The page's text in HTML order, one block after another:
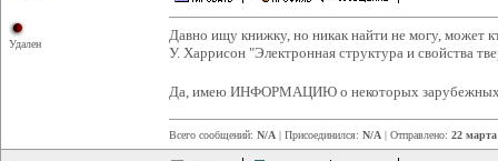
Удален
Давно ищу книжку, но никак найти не могу, может
У. Харрисон "Электронная структура и свойства
Да, имею ИНФОРМАЦИЮ о некоторых
Всего сообщений: N/A | Присоединился: N/A | Отправлено: 22 марта